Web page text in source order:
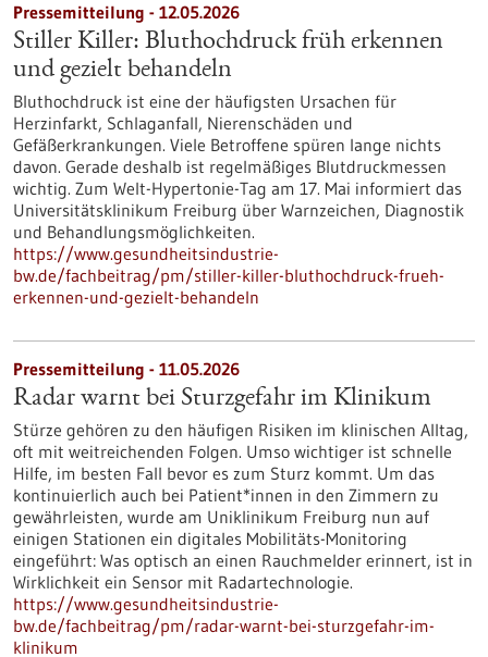
Pressemitteilung - 12.05.2026
Stiller Killer: Bluthochdruck früh erkennen
und gezielt behandeln
Bluthochdruck ist eine der häufigsten Ursachen für
Herzinfarkt, Schlaganfall, Nierenschäden und
Gefäßerkrankungen. Viele Betroffene spüren lange nichts
davon. Gerade deshalb ist regelmäßiges Blutdruckmessen
wichtig. Zum Welt-Hypertonie-Tag am 17. Mai informiert das
Universitätsklinikum Freiburg über Warnzeichen, Diagnostik
und Behandlungsmöglichkeiten.
https://www.gesundheitsindustrie-
bw.de/fachbeitrag/pm/stiller-killer-bluthochdruck-frueh-
erkennen-und-gezielt-behandeln
Pressemitteilung - 11.05.2026
Radar warnt bei Sturzgefahr im Klinikum
Stürze gehören zu den häufigen Risiken im klinischen Alltag,
oft mit weitreichenden Folgen. Umso wichtiger ist schnelle
Hilfe, im besten Fall bevor es zum Sturz kommt. Um das
kontinuierlich auch bei Patient*innen in den Zimmern zu
gewährleisten, wurde am Uniklinikum Freiburg nun auf
einigen Stationen ein digitales Mobilitäts-Monitoring
eingeführt: Was optisch an einen Rauchmelder erinnert, ist in
Wirklichkeit ein Sensor mit Radartechnologie.
https://www.gesundheitsindustrie-
bw.de/fachbeitrag/pm/radar-warnt-bei-sturzgefahr-im-
klinikum